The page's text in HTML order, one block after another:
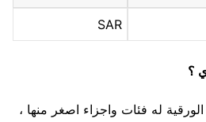
SAR
؟
له فئات واجزاء اصغر منها ،